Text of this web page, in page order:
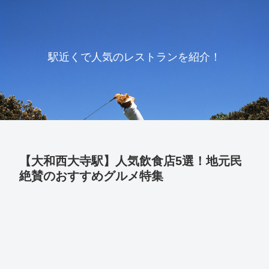
駅近くで人気のレストランを紹介！
【大和西大寺駅】人気飲食店5選！地元民
絶賛のおすすめグルメ特集